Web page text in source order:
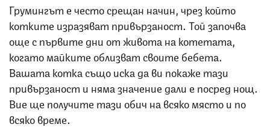
Грумингът е често срещан начин, чрез който
котките изразяват привързаност. Той започва
още с първите дни от живота на котетата,
когато майките облизват своите бебета.
Вашата котка също иска да ви покаже тази
привързаност и няма значение дали е посред нощ.
Вие ще получите тази обич на всяко място и по
всяко време.